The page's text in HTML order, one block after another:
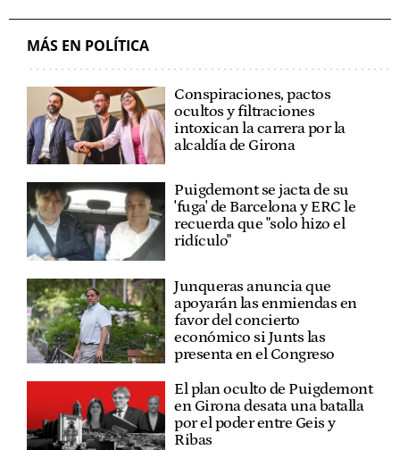
MÁS EN POLÍTICA
Conspiraciones, pactos
ocultos y filtraciones
intoxican la carrera por la
alcaldía de Girona
Puigdemont se jacta de su
'fuga' de Barcelona y ERC le
recuerda que "solo hizo el
ridículo"
Junqueras anuncia que
apoyarán las enmiendas en
favor del concierto
económico si Junts las
presenta en el Congreso
El plan oculto de Puigdemont
en Girona desata una batalla
por el poder entre Geis y
Ribas